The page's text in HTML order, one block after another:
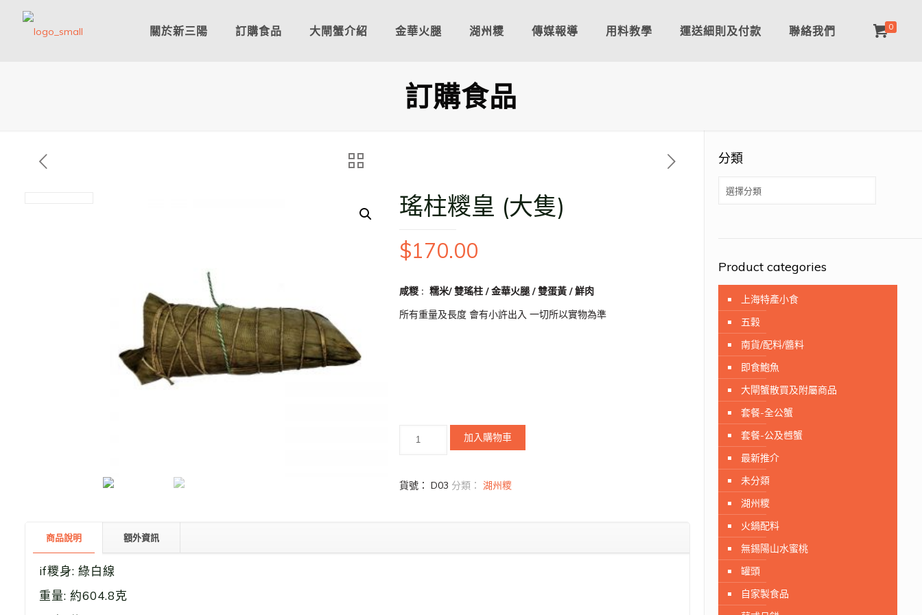
關於新三陽 訂購食品 大閘蟹介紹 金華火腿 湖州糭 傳媒報導 用料教學 運送細則及付款 聯絡我們 0
訂購食品
瑤柱糭皇 (大隻)
$170.00
咸糉 : 糯米/ 雙瑤柱 / 金華火腿 / 雙蛋黃 / 鮮肉
所有重量及長度 會有小許出入 一切所以實物為準
加入購物車
貨號：D03 分類：湖州糭
商品說明 額外資訊
if糭身: 綠白線
重量: 約604.8克
分類
類
Product categories
上海特產小食
五穀
南貨/配料/醬料
即食鮑魚
大閘蟹散買及附屬商品
套餐-全公蟹
套餐-公及乸蟹
最新推介
未分顃
湖州糭
火鍋配料
無錫陽山水蜜桃
罐頭
自家製食品